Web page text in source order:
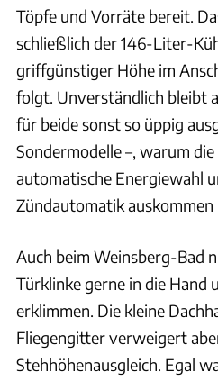
Töpfe und Vorräte bereit.
schließlich der 146-Liter-
griffgünstiger Höhe im
folgt. Unverständlich bleibt
für beide sonst so üppig
Sondermodelle –, warum
automatische Energiewahl
Zündautomatik auskommen
Auch beim Weinsberg-Bad
Türklinke gerne in die Hand
erklimmen. Die kleine
Fliegengitter verweigert
Stehhöhenausgleich. Egal